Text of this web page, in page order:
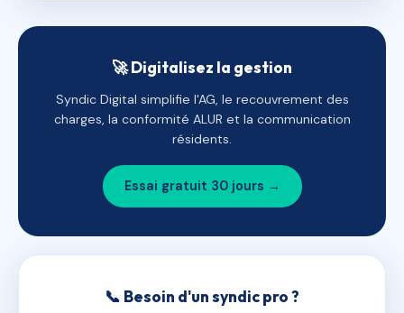
🚀 Digitalisez la gestion
Syndic Digital simplifie l'AG, le recouvrement des
charges, la conformité ALUR et la communication
résidents.
Essai gratuit 30 jours →
📞 Besoin d'un syndic pro ?